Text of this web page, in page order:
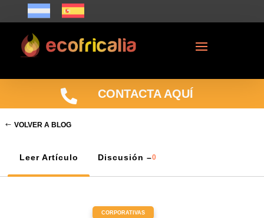
 CONTACTA AQUÍ
VOLVER A BLOG
Leer Artículo Discusión –0
CORPORATIVAS